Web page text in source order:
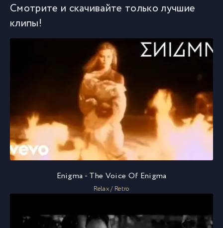
Смотрите и скачивайте только лучшие
клипы!
Enigma - The Voice Of Enigma
Relax / Retro